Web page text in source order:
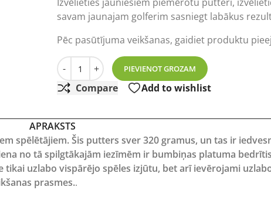
savam jaunajam golferim sasniegt labākus
Pēc pasūtījuma veikšanas, gaidiet produktu
-
Ping Prodi G Junior Putter golfa nūja daudzums
+ PIEVIENOT GROZAM
Compare Add to wishlist
APRAKSTS
spēlētājiem. Šis putters sver 320 gramus, un tas ir
no tā spilgtākajām iezīmēm ir bumbiņas platuma
uzlabo vispārējo spēles izjūtu, bet arī ievērojami
prasmes..